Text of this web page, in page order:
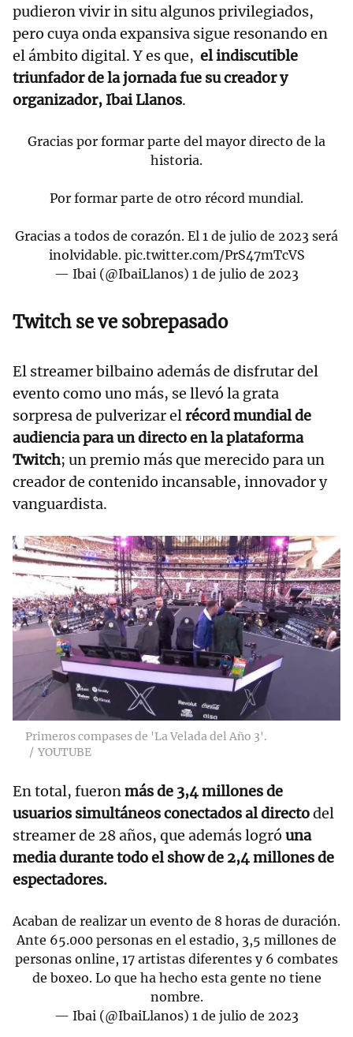
pudieron vivir in situ algunos privilegiados,
pero cuya onda expansiva sigue resonando en
el ámbito digital. Y es que, el indiscutible
triunfador de la jornada fue su creador y
organizador, Ibai Llanos.
Gracias por formar parte del mayor directo de la
historia.
Por formar parte de otro récord mundial.
Gracias a todos de corazón. El 1 de julio de 2023 será
inolvidable. pic.twitter.com/PrS47mTcVS
— Ibai (@IbaiLlanos) 1 de julio de 2023
Twitch se ve sobrepasado
El streamer bilbaino además de disfrutar del
evento como uno más, se llevó la grata
sorpresa de pulverizar elrécord mundial de
audiencia para un directo en la plataforma
Twitch; un premio más que merecido para un
creador de contenido incansable, innovador y
vanguardista.
Primeros compases de 'La Velada del Año 3'.
YOUTUBE
En total, fueronmás de 3,4 millones de
usuarios simultáneos conectados al directodel
streamer de 28 años, que además logró una
media durante todo el show de 2,4 millonesde
espectadores.
Acaban de realizar un evento de 8 horas de duración.
Ante 65.000 personas en el estadio, 3,5 millones de
personas online, 17 artistas diferentes y 6 combates
de boxeo. Lo que ha hecho esta gente no tiene
nombre.
— Ibai (@IbaiLlanos) 1 de julio de 2023